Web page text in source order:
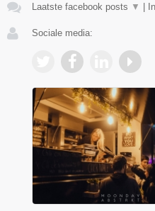
Laatste facebook posts ▼
Sociale media: